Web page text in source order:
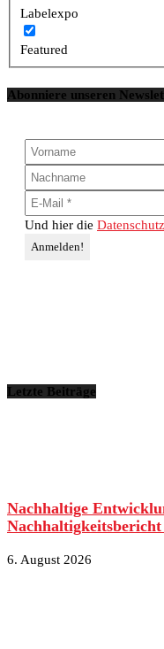
Labelexpo
Featured
Abonniere unseren
Und hier die
Letzte Beiträge
Nachhaltige
6. August 2026